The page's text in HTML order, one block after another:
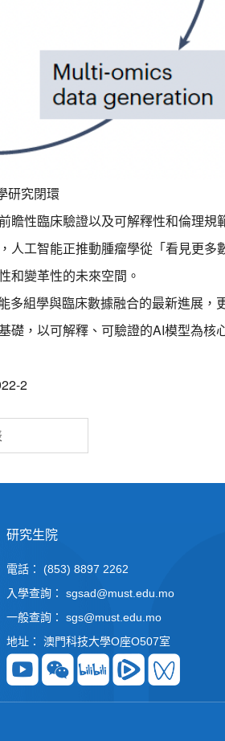
研究閉環
瞻性臨床驗證以及可解釋性和倫理規
人工智能正推動腫瘤學從「看見更多
和變革性的未來空間。
多組學與臨床數據融合的最新進展，
礎，以可解釋、可驗證的AI模型為核
2
研究生院
電話： (853) 8897 2262
入學查詢： sgsad@must.edu.mo
一般查詢： sgs@must.edu.mo
地址： 澳門科技大學O座O507室